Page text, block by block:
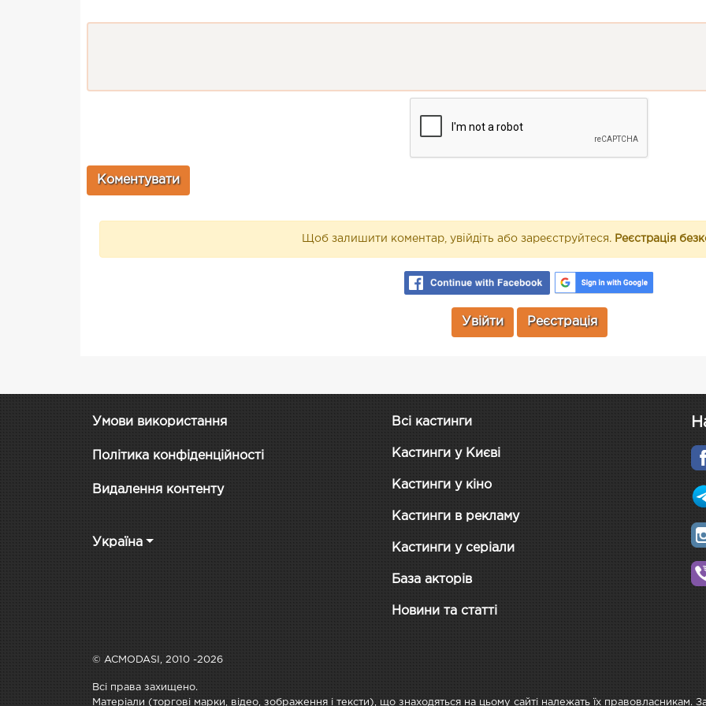
Щоб залишити коментар, увійдіть або зареєструйтеся. Реєстрація
Увійти Реєстрація
Умови використання
Політика конфіденційності
Видалення контенту
Україна
Всі кастинги
Кастинги у Києві
Кастинги у кіно
Кастинги в рекламу
Кастинги у серіали
База акторів
Новини та статті
© ACMODASI, 2010 -2026
Всі права захищено.
Матеріали (торгові марки, відео, зображення і тексти), що знаходяться на цьому сайті належать їх правовласникам.